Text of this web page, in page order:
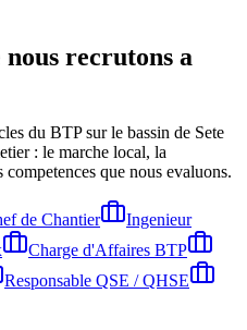
recrutons a
du BTP sur le bassin de Sete
: le marche local, la
que nous evaluons.
de Chantier
Ingenieur
Charge d'Affaires BTP
Responsable QSE / QHSE